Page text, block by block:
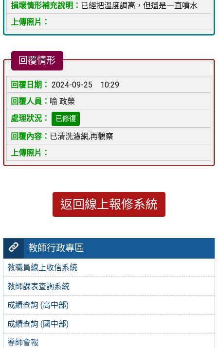
教師行政專區
教職員線上收信系統
教師課表查詢系統
成績查詢 (高中部)
成績查詢 (國中部)
導師會報
已經把溫度調高，但還是一直噴水
回覆情形
2024-09-25 10:29
喻 政榮
已修復
已清洗濾網,再觀察
返回線上報修系統